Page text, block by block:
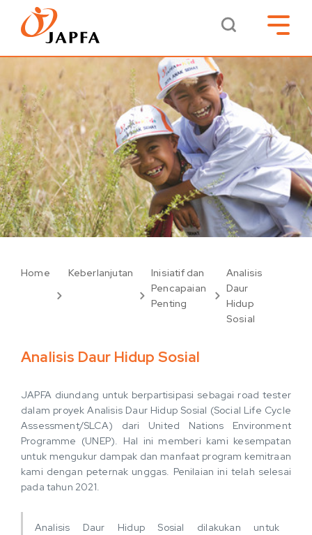
Home Keberlanjutan
Inisiatif dan
Pencapaian
Penting
Analisis
Daur
Hidup
Sosial
Analisis Daur Hidup Sosial
JAPFA diundang untuk berpartisipasi sebagai road tester
dalam proyek Analisis Daur Hidup Sosial (Social Life Cycle
Assessment/SLCA) dari United Nations Environment
Programme (UNEP). Hal ini memberi kami kesempatan
untuk mengukur dampak dan manfaat program kemitraan
kami dengan peternak unggas. Penilaian ini telah selesai
pada tahun 2021.
Analisis Daur Hidup Sosial dilakukan untuk